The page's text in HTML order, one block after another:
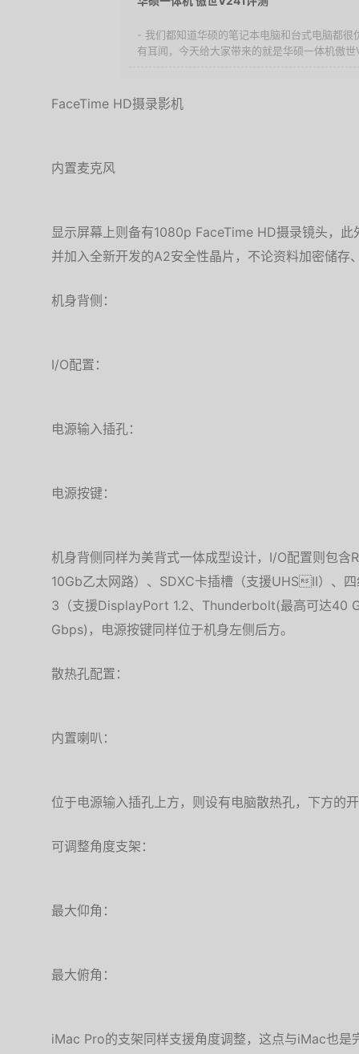
- 我们都知道华硕的笔记本电脑和台式电脑都很
有耳闻，今天给大家带来的就是华硕一体机傲
FaceTime HD摄录影机
内置麦克风
显示屏幕上则备有1080p FaceTime HD摄录镜头，
并加入全新开发的A2安全性晶片，不论资料加密储存
机身背侧：
I/O配置：
电源输入插孔：
电源按键：
机身背侧同样为美背式一体成型设计，I/O配置则包
10Gb乙太网路）、SDXC卡插槽（支援UHSII）、
3（支援DisplayPort 1.2、Thunderbolt(最高可达40
Gbps)，电源按键同样位于机身左侧后方。
散热孔配置：
内置喇叭：
位于电源输入插孔上方，则设有电脑散热孔，下方的
可调整角度支架：
最大仰角：
最大俯角：
iMac Pro的支架同样支援角度调整，这点与iMac也是